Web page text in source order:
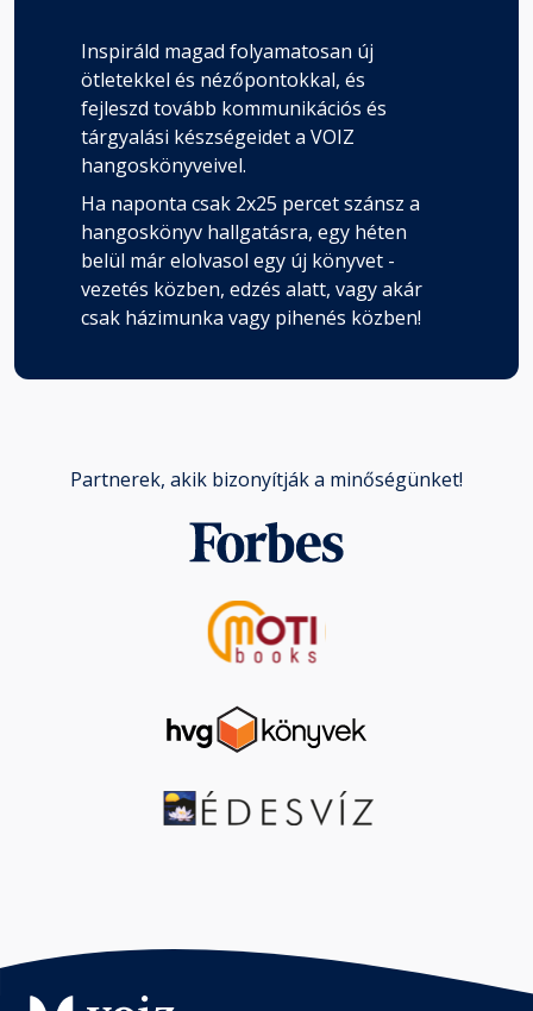
Inspiráld magad folyamatosan új
ötletekkel és nézőpontokkal, és
fejleszd tovább kommunikációs és
tárgyalási készségeidet a VOIZ
hangoskönyveivel.
Ha naponta csak 2x25 percet szánsz a
hangoskönyv hallgatásra, egy héten
belül már elolvasol egy új könyvet -
vezetés közben, edzés alatt, vagy akár
csak házimunka vagy pihenés közben!
Partnerek, akik bizonyítják a minőségünket!